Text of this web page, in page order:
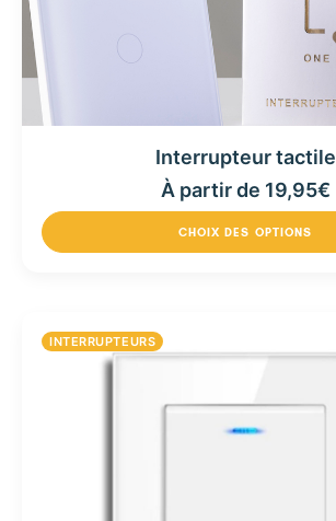
Interrupteur tactile
À partir de 19,95€
CHOIX DES OPTIONS
INTERRUPTEURS